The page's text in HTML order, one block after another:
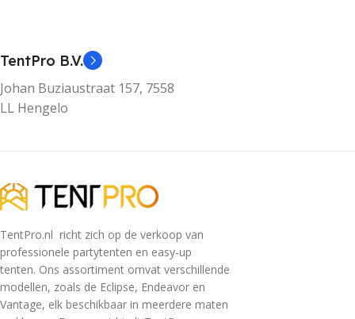
TentPro B.V.
Johan Buziaustraat 157, 7558
LL Hengelo
TentPro.nl richt zich op de verkoop van
professionele partytenten en easy-up
tenten. Ons assortiment omvat verschillende
modellen, zoals de Eclipse, Endeavor en
Vantage, elk beschikbaar in meerdere maten